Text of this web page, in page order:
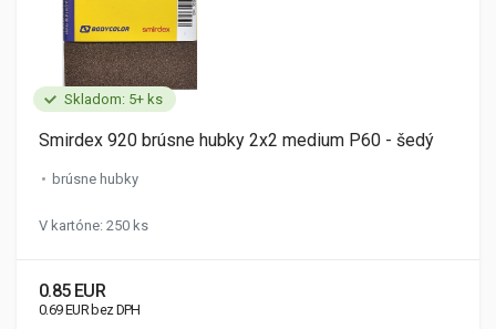
Skladom: 5+ ks
Smirdex 920 brúsne hubky 2x2 medium P60 - šedý
brúsne hubky
V kartóne: 250 ks
0.85 EUR
0.69 EUR bez DPH